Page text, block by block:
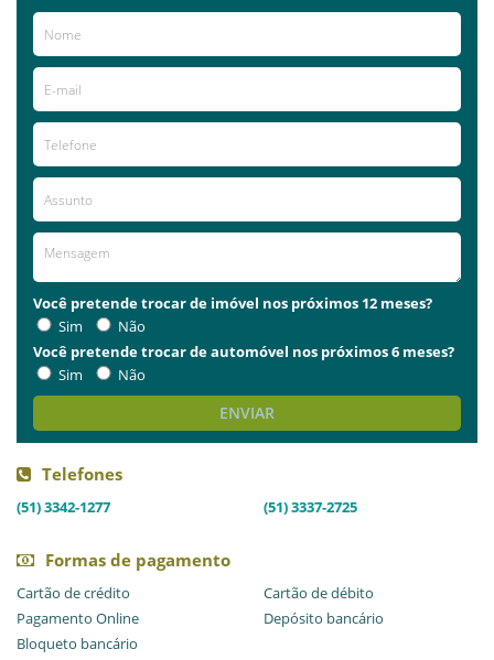
Já visitou este local?aproveite e deixe sua avaliação!
Avaliações
Você pretende trocar de imóvel nos próximos 12 meses?
Sim
Não
Você pretende trocar de automóvel nos próximos 6 meses?
Sim
Não
ENVIAR
Telefones
(51) 3342-1277 (51) 3337-2725
Formas de pagamento
Cartão de crédito
Cartão de débito
Pagamento Online
Depósito bancário
Bloqueto bancário